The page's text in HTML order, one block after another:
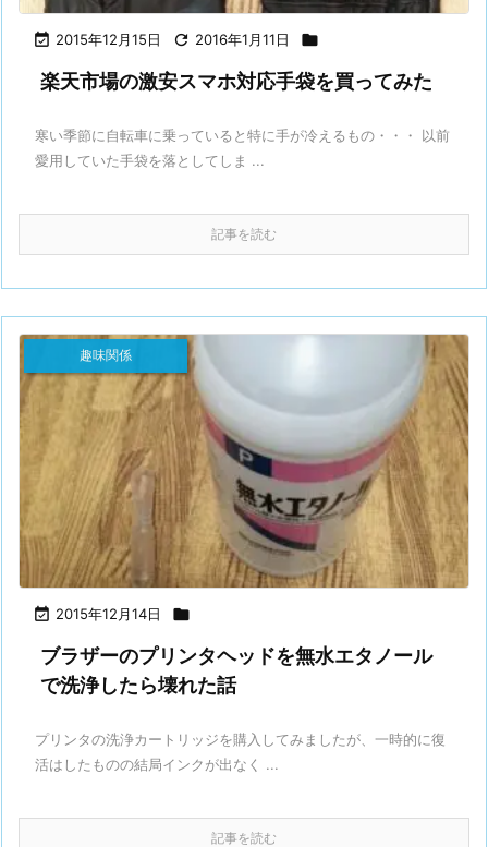
 2015年12月15日  2016年1月11日 
楽天市場の激安スマホ対応手袋を買ってみた
寒い季節に自転車に乗っていると特に手が冷えるもの・・・ 以前
愛用していた手袋を落としてしま ...
記事を読む
 2015年12月14日 
趣味関係
ブラザーのプリンタヘッドを無水エタノール
で洗浄したら壊れた話
プリンタの洗浄カートリッジを購入してみましたが、一時的に復
活はしたものの結局インクが出なく ...
記事を読む